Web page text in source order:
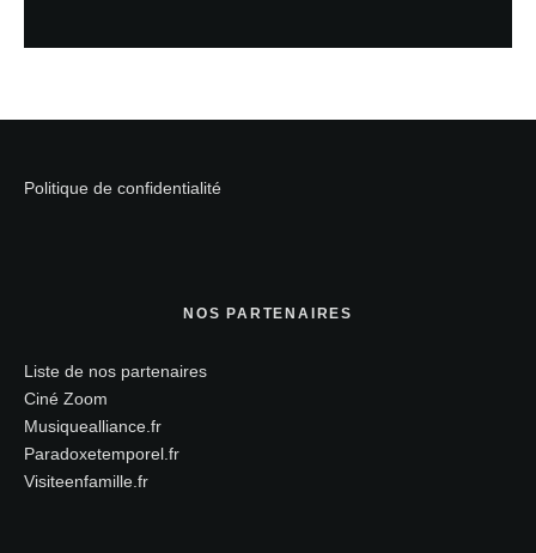
Politique de confidentialité
NOS PARTENAIRES
Liste de nos partenaires
Ciné Zoom
Musiquealliance.fr
Paradoxetemporel.fr
Visiteenfamille.fr